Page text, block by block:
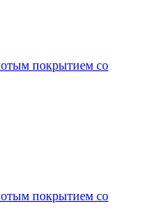
покрытием cо
покрытием cо